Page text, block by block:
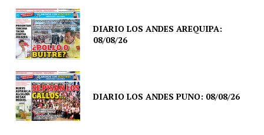
DIARIO LOS ANDES AREQUIPA:
08/08/26
DIARIO LOS ANDES PUNO: 08/08/26